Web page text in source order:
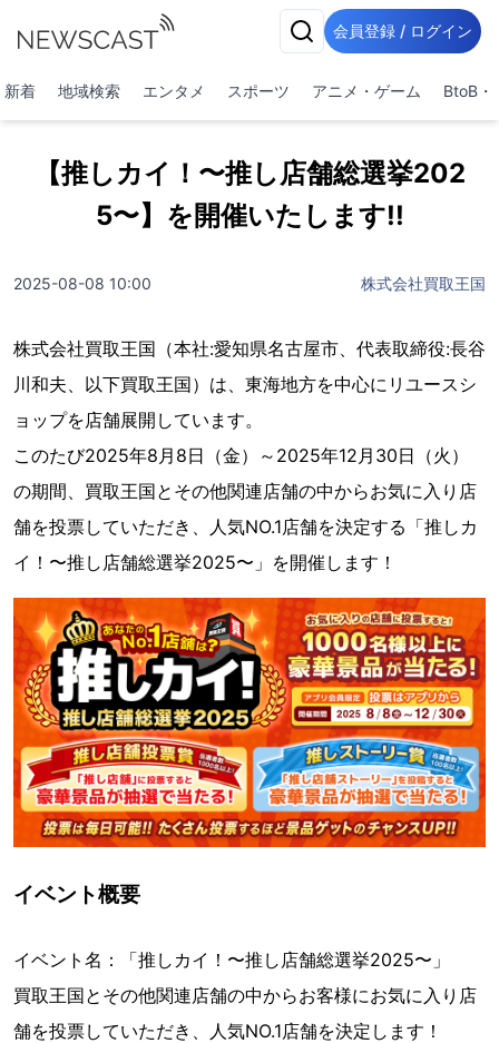
会員登録 / ログイン
新着 地域検索 エンタメ スポーツ アニメ・ゲーム BtoB・
【推しカイ！〜推し店舗総選挙202
5〜】を開催いたします!!
2025-08-08 10:00 株式会社買取王国
株式会社買取王国（本社:愛知県名古屋市、代表取締役:長谷
川和夫、以下買取王国）は、東海地方を中心にリユースシ
ョップを店舗展開しています。
このたび2025年8月8日（金）～2025年12月30日（火）
の期間、買取王国とその他関連店舗の中からお気に入り店
舗を投票していただき、人気NO.1店舗を決定する「推しカ
イ！〜推し店舗総選挙2025〜」を開催します！
イベント概要
イベント名：「推しカイ！〜推し店舗総選挙2025〜」
買取王国とその他関連店舗の中からお客様にお気に入り店
舗を投票していただき、人気NO.1店舗を決定します！